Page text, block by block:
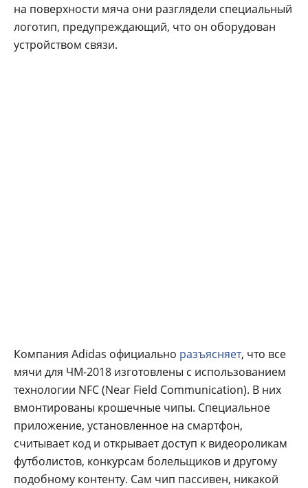
на поверхности мяча они разглядели специальный
логотип, предупреждающий, что он оборудован
устройством связи.
Компания Adidas официально разъясняет, что все
мячи для ЧМ-2018 изготовлены с использованием
технологии NFC (Near Field Communication). В них
вмонтированы крошечные чипы. Специальное
приложение, установленное на смартфон,
считывает код и открывает доступ к видеороликам
футболистов, конкурсам болельщиков и другому
подобному контенту. Сам чип пассивен, никакой